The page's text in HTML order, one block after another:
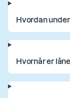
Hvordan
Hvornår er